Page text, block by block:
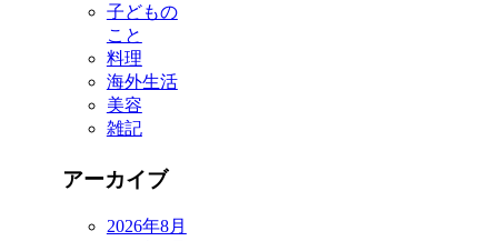
子どもの
こと
料理
海外生活
美容
雑記
アーカイブ
2026年8月